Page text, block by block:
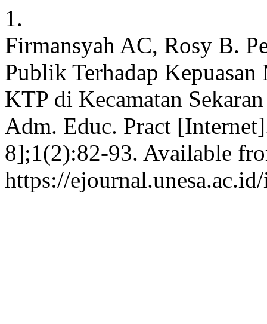
1.
Firmansyah AC, Rosy B.
Publik Terhadap
KTP di Kecamatan
Adm. Educ. Pract
8];1(2):82-93. Available
https://